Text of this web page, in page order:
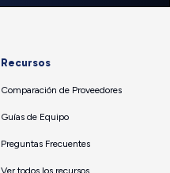
Recursos
Comparación de Proveedores
Guías de Equipo
Preguntas Frecuentes
Ver todos los recursos